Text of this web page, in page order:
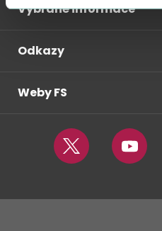
Vybrané informace
Odkazy
Weby FS
Twitter Youtube